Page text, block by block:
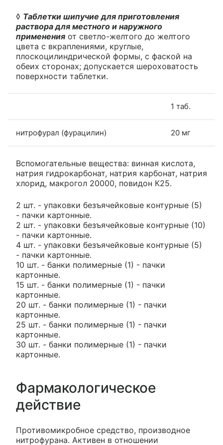
◊ Таблетки шипучие для приготовления
раствора для местного и наружного
применения от светло-желтого до желтого
цвета с вкраплениями, круглые,
плоскоцилиндрической формы, с фаской на
обеих сторонах; допускается шероховатость
поверхности таблетки.
1 таб.
нитрофурал (фурацилин) 20 мг
Вспомогательные вещества: винная кислота,
натрия гидрокарбонат, натрия карбонат, натрия
хлорид, макрогол 20000, повидон К25.
2 шт. - упаковки безъячейковые контурные (5)
- пачки картонные.
2 шт. - упаковки безъячейковые контурные (10)
- пачки картонные.
4 шт. - упаковки безъячейковые контурные (5)
- пачки картонные.
10 шт. - банки полимерные (1) - пачки
картонные.
15 шт. - банки полимерные (1) - пачки
картонные.
20 шт. - банки полимерные (1) - пачки
картонные.
25 шт. - банки полимерные (1) - пачки
картонные.
30 шт. - банки полимерные (1) - пачки
картонные.
Фармакологическое
действие
Противомикробное средство, производное
нитрофурана. Активен в отношении